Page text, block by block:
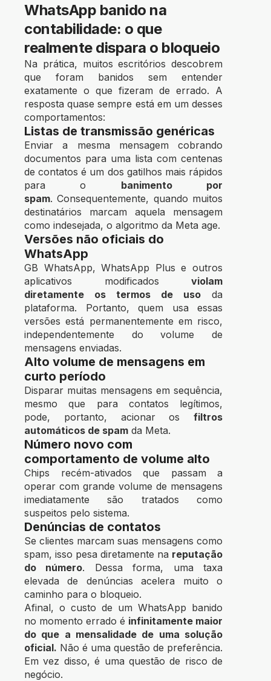
WhatsApp banido na
contabilidade: o que
realmente dispara o bloqueio
Na prática, muitos escritórios descobrem
que foram banidos sem entender
exatamente o que fizeram de errado. A
resposta quase sempre está em um desses
comportamentos:
Listas de transmissão genéricas
Enviar a mesma mensagem cobrando
documentos para uma lista com centenas
de contatos é um dos gatilhos mais rápidos
para o banimento por
spam.Consequentemente, quando muitos
destinatários marcam aquela mensagem
como indesejada, o algoritmo da Meta age.
Versões não oficiais do
WhatsApp
GB WhatsApp, WhatsApp Plus e outros
aplicativos modificados violam
diretamente os termos de uso da
plataforma. Portanto, quem usa essas
versões está permanentemente em risco,
independentemente do volume de
mensagens enviadas.
Alto volume de mensagens em
curto período
Disparar muitas mensagens em sequência,
mesmo que para contatos legítimos,
pode, portanto, acionar os filtros
automáticos de spam da Meta.
Número novo com
comportamento de volume alto
Chips recém-ativados que passam a
operar com grande volume de mensagens
imediatamente são tratados como
suspeitos pelo sistema.
Denúncias de contatos
Se clientes marcam suas mensagens como
spam, isso pesa diretamente na reputação
do número. Dessa forma, uma taxa
elevada de denúncias acelera muito o
caminho para o bloqueio.
Afinal, o custo de um WhatsApp banido
no momento errado é infinitamente maior
do que a mensalidade de uma solução
oficial. Não é uma questão de preferência.
Em vez disso, é uma questão de risco de
negócio.